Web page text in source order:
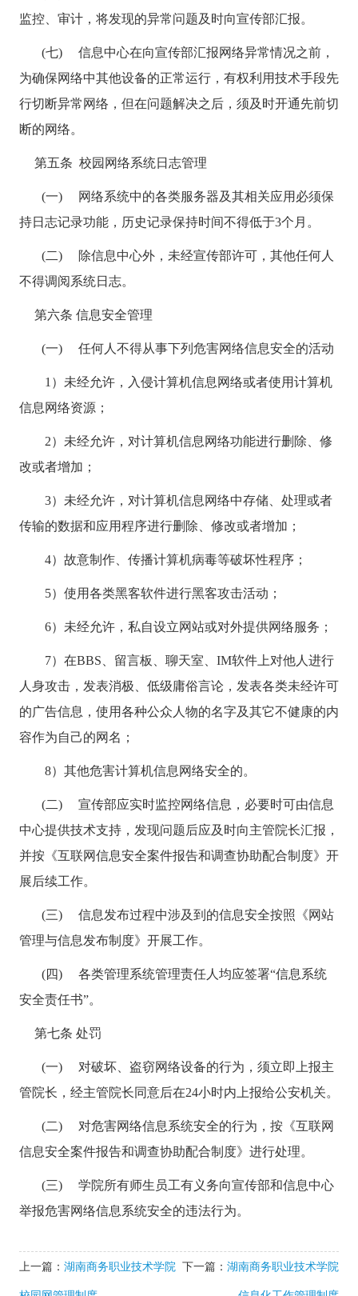
监控、审计，将发现的异常问题及时向宣传部汇报。
(七) 信息中心在向宣传部汇报网络异常情况之前，
为确保网络中其他设备的正常运行，有权利用技术手段先
行切断异常网络，但在问题解决之后，须及时开通先前切
断的网络。
第五条 校园网络系统日志管理
(一) 网络系统中的各类服务器及其相关应用必须保
持日志记录功能，历史记录保持时间不得低于3个月。
(二) 除信息中心外，未经宣传部许可，其他任何人
不得调阅系统日志。
第六条 信息安全管理
(一) 任何人不得从事下列危害网络信息安全的活动
1）未经允许，入侵计算机信息网络或者使用计算机
信息网络资源；
2）未经允许，对计算机信息网络功能进行删除、修
改或者增加；
3）未经允许，对计算机信息网络中存储、处理或者
传输的数据和应用程序进行删除、修改或者增加；
4）故意制作、传播计算机病毒等破坏性程序；
5）使用各类黑客软件进行黑客攻击活动；
6）未经允许，私自设立网站或对外提供网络服务；
7）在BBS 、留言板、聊天室、 IM软件上对他人进行
人身攻击，发表消极、低级庸俗言论，发表各类未经许可
的广告信息，使用各种公众人物的名字及其它不健康的内
容作为自己的网名；
8）其他危害计算机信息网络安全的。
(二) 宣传部应实时监控网络信息，必要时可由信息
中心提供技术支持，发现问题后应及时向主管院长汇报，
并按《互联网信息安全案件报告和调查协助配合制度》开
展后续工作。
(三) 信息发布过程中涉及到的信息安全按照《网站
管理与信息发布制度》开展工作。
(四) 各类管理系统管理责任人均应签署“信息系统
安全责任书”。
第七条 处罚
(一) 对破坏、盗窃网络设备的行为，须立即上报主
管院长，经主管院长同意后在24小时内上报给公安机关。
(二) 对危害网络信息系统安全的行为，按《互联网
信息安全案件报告和调查协助配合制度》进行处理。
(三) 学院所有师生员工有义务向宣传部和信息中心
举报危害网络信息系统安全的违法行为。
上一篇： 湖南商务职业技术学院 下一篇： 湖南商务职业技术学院